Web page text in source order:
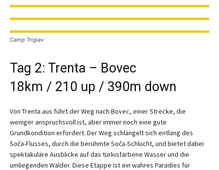
Camp Triglav
Tag 2: Trenta – Bovec
18km / 210 up / 390m down
Von Trenta aus führt der Weg nach Bovec, einer Strecke, die
weniger anspruchsvoll ist, aber immer noch eine gute
Grundkondition erfordert. Der Weg schlängelt sich entlang des
Soča-Flusses, durch die berühmte Soča-Schlucht, und bietet dabei
spektakuläre Ausblicke auf das türkisfarbene Wasser und die
umliegenden Wälder. Diese Etappe ist ein wahres Paradies für